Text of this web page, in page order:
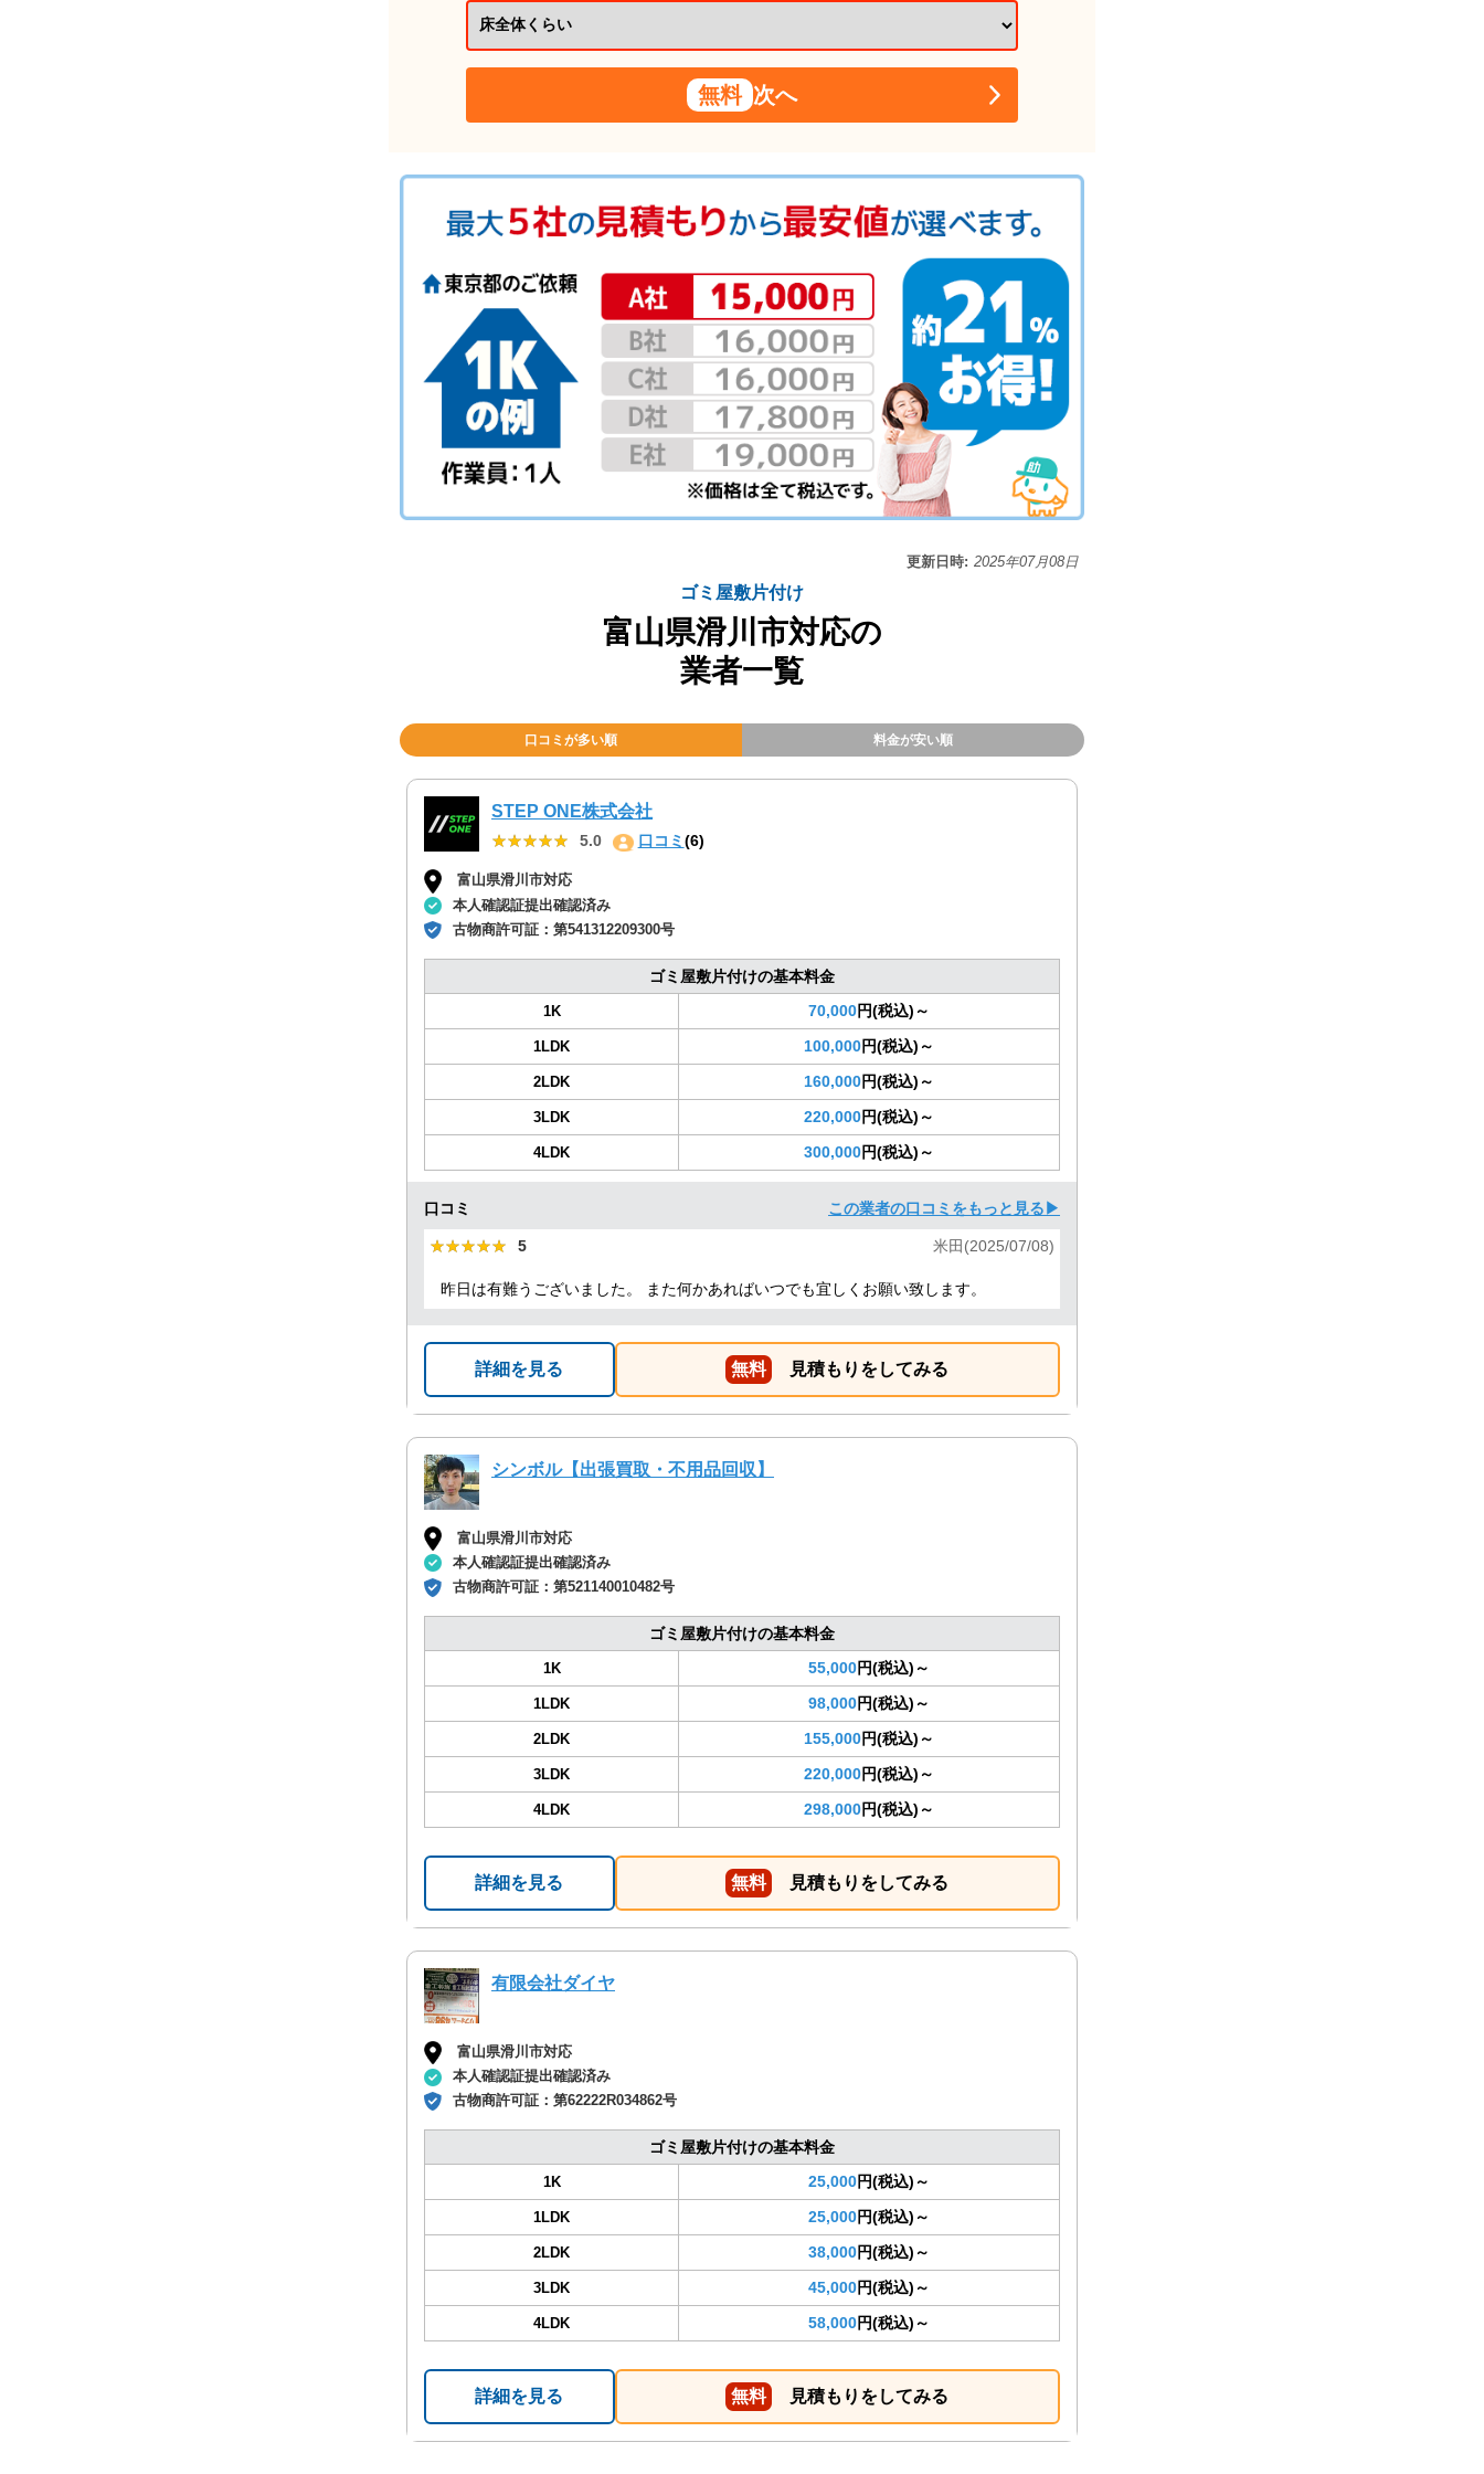
無料 次へ
更新日時: 2025年07月08日
ゴミ屋敷片付け
富山県滑川市対応の
業者一覧
口コミが多い順 料金が安い順
STEP ONE株式会社
★★★★★
★★★★★ 5.0 口コミ(6)
富山県滑川市対応
本人確認証提出確認済み
古物商許可証： 第541312209300号
ゴミ屋敷片付けの基本料金
1K 70,000円(税込)～
1LDK 100,000円(税込)～
2LDK 160,000円(税込)～
3LDK 220,000円(税込)～
4LDK 300,000円(税込)～
口コミ この業者の口コミをもっと見る▶
★★★★★
★★★★★ 5 米田(2025/07/08)
昨日は有難うございました。 また何かあればいつでも宜しくお願い致します。
詳細を見る 無料 見積もりをしてみる
シンボル【出張買取・不用品回収】
富山県滑川市対応
本人確認証提出確認済み
古物商許可証： 第521140010482号
ゴミ屋敷片付けの基本料金
1K 55,000円(税込)～
1LDK 98,000円(税込)～
2LDK 155,000円(税込)～
3LDK 220,000円(税込)～
4LDK 298,000円(税込)～
詳細を見る 無料 見積もりをしてみる
有限会社ダイヤ
富山県滑川市対応
本人確認証提出確認済み
古物商許可証： 第62222R034862号
ゴミ屋敷片付けの基本料金
1K 25,000円(税込)～
1LDK 25,000円(税込)～
2LDK 38,000円(税込)～
3LDK 45,000円(税込)～
4LDK 58,000円(税込)～
詳細を見る 無料 見積もりをしてみる